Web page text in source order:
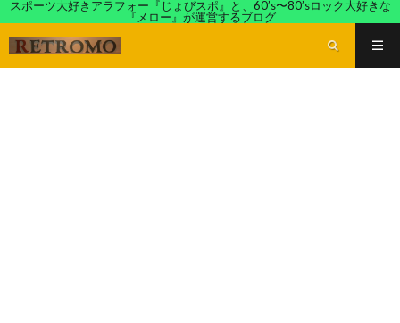
スポーツ大好きアラフォー『じょびスポ』と、60’s〜80’sロック大好きな
『メロー』が運営するブログ